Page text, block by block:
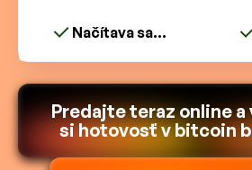
Načítava sa...
Predajte teraz online
si hotovosť v bitcoin